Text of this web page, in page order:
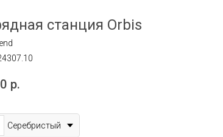
станция Orbis
р.
Серебристый